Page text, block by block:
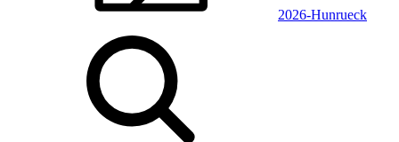
2026-Hunrueck